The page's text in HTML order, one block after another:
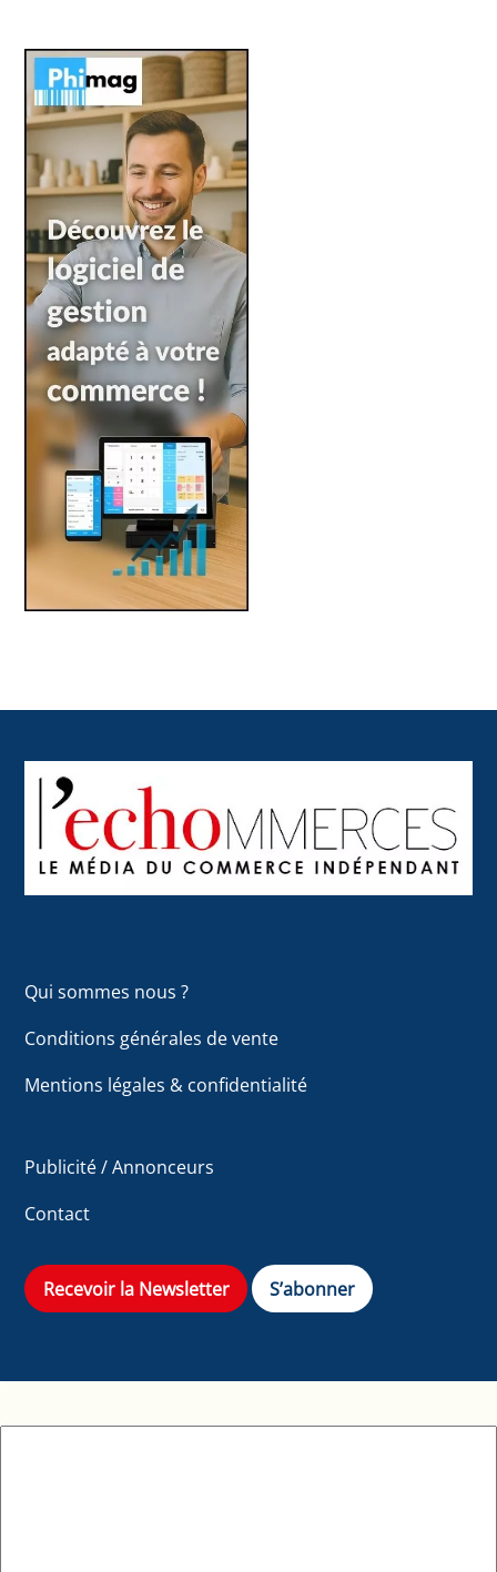
To
Top
Qui sommes nous ?
Conditions générales de vente
Mentions légales & confidentialité
Publicité / Annonceurs
Contact
Recevoir la Newsletter S’abonner